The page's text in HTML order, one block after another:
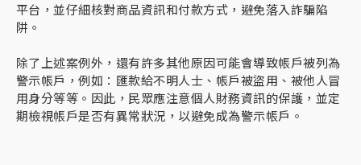
平台，並仔細核對商品資訊和付款方式，避免落入詐騙陷
阱。
除了上述案例外，還有許多其他原因可能會導致帳戶被列為
警示帳戶，例如：匯款給不明人士、帳戶被盜用、被他人冒
用身分等等。因此，民眾應注意個人財務資訊的保護，並定
期檢視帳戶是否有異常狀況，以避免成為警示帳戶。